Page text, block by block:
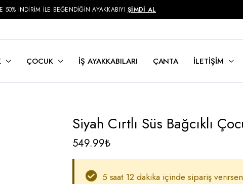
50% İNDİRİM İLE BEĞENDİĞİN AYAKKABIYIŞİMDİ AL
ÇOCUK İŞ AYAKKABILARI ÇANTA İLETİŞİM
Siyah Cırtlı Süs Bağcıklı
549.99₺
5 saat 12 dakika içinde sipariş